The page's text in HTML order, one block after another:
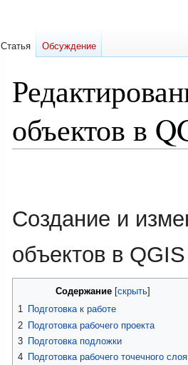
объектов в
Создание и
объектов в
Содержание
1 Подготовка к работе
2 Подготовка рабочего проекта
3 Подготовка подложки
4 Подготовка рабочего точечного слоя
Статья Обсуждение